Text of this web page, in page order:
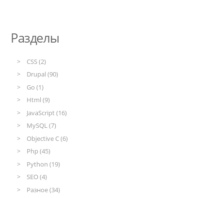
Разделы
CSS (2)
Drupal (90)
Go (1)
Html (9)
JavaScript (16)
MySQL (7)
Objective C (6)
Php (45)
Python (19)
SEO (4)
Разное (34)